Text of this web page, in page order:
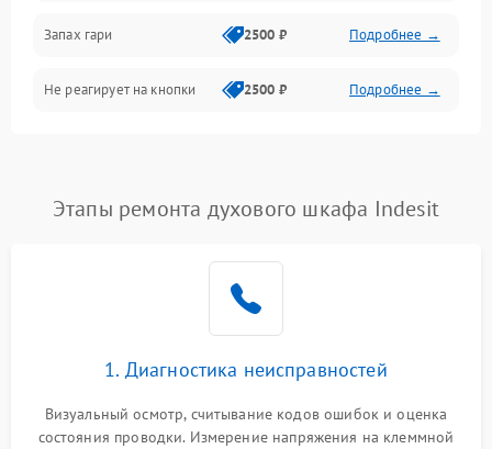
Запах гари 2500 ₽ Подробнее →
Не реагирует на кнопки 2500 ₽ Подробнее →
Этапы ремонта духового шкафа Indesit
1. Диагностика неисправностей
Визуальный осмотр, считывание кодов ошибок и оценка
состояния проводки. Измерение напряжения на клеммной